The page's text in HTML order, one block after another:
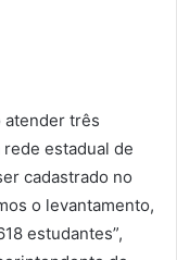
atender três
estadual de
cadastrado no
o levantamento,
estudantes”,